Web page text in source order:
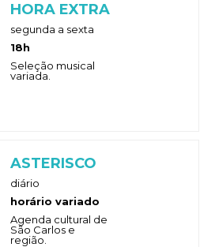
HORA EXTRA
segunda a sexta
18h
Seleção musical
variada.
ASTERISCO
diário
horário variado
Agenda cultural de
São Carlos e
região.